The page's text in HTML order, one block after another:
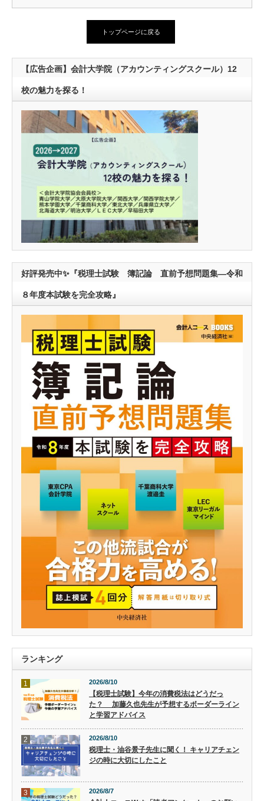
トップページに戻る
【広告企画】会計大学院（アカウンティングスクール）12
校の魅力を探る！
好評発売中✨『税理士試験 簿記論 直前予想問題集―令和
８年度本試験を完全攻略』
ランキング
1 2026/8/10
【税理士試験】今年の消費税法はどうだっ
た？ 加藤久也先生が予想するボーダーライン
と学習アドバイス
2 2026/8/10
税理士・油谷景子先生に聞く！ キャリアチェン
ジの時に大切にしたこと
3 2026/8/7